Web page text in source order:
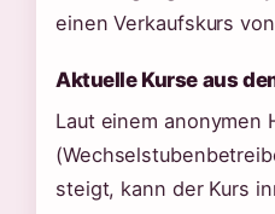
einen Verkaufskurs
Aktuelle Kurse aus
Laut einem anonymen
steigt, kann der Kurs